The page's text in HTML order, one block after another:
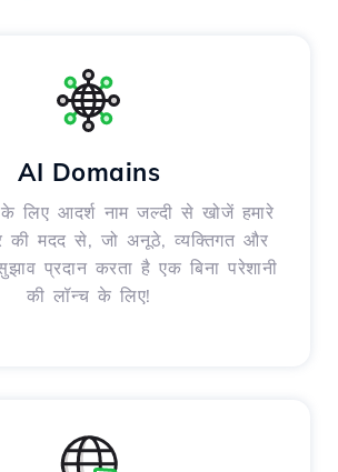
AI Domains
लिए आदर्श नाम जल्दी से खोजें हमारे
की मदद से, जो अनूठे, व्यक्तिगत और
प्रदान करता है एक बिना परेशानी
की लॉन्च के लिए!